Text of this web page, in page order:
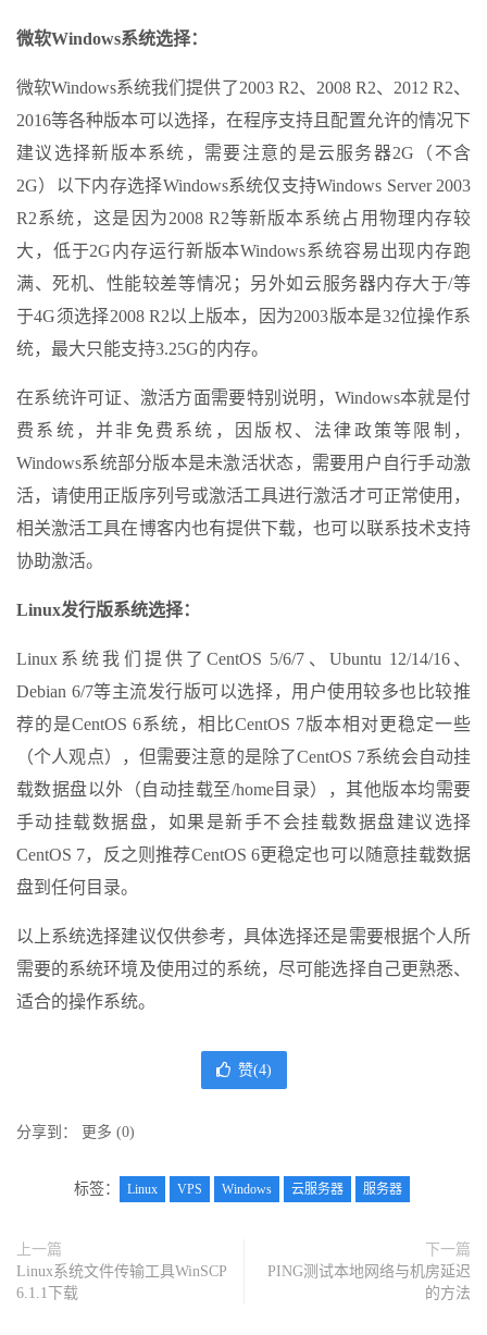
微软Windows系统选择：
微软Windows系统我们提供了2003 R2、2008 R2、2012 R2、
2016等各种版本可以选择，在程序支持且配置允许的情况下
建议选择新版本系统，需要注意的是云服务器2G（不含
2G）以下内存选择Windows系统仅支持Windows Server 2003
R2系统，这是因为2008 R2等新版本系统占用物理内存较
大，低于2G内存运行新版本Windows系统容易出现内存跑
满、死机、性能较差等情况；另外如云服务器内存大于/等
于4G须选择2008 R2以上版本，因为2003版本是32位操作系
统，最大只能支持3.25G的内存。
在系统许可证、激活方面需要特别说明，Windows本就是付
费系统，并非免费系统，因版权、法律政策等限制，
Windows系统部分版本是未激活状态，需要用户自行手动激
活，请使用正版序列号或激活工具进行激活才可正常使用，
相关激活工具在博客内也有提供下载，也可以联系技术支持
协助激活。
Linux发行版系统选择：
Linux系统我们提供了CentOS 5/6/7、Ubuntu 12/14/16、
Debian 6/7等主流发行版可以选择，用户使用较多也比较推
荐的是CentOS 6系统，相比CentOS 7版本相对更稳定一些
（个人观点），但需要注意的是除了CentOS 7系统会自动挂
载数据盘以外（自动挂载至/home目录），其他版本均需要
手动挂载数据盘，如果是新手不会挂载数据盘建议选择
CentOS 7，反之则推荐CentOS 6更稳定也可以随意挂载数据
盘到任何目录。
以上系统选择建议仅供参考，具体选择还是需要根据个人所
需要的系统环境及使用过的系统，尽可能选择自己更熟悉、
适合的操作系统。
赞(4)
分享到： 更多 (0)
标签： Linux VPS Windows 云服务器 服务器
上一篇
Linux系统文件传输工具WinSCP
6.1.1下载
下一篇
PING测试本地网络与机房延迟
的方法